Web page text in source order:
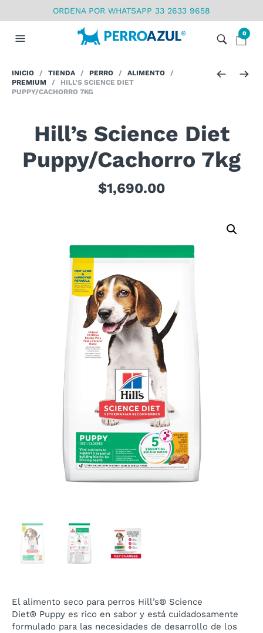
ORDENA POR WHATSAPP 33 2633 9658
0
INICIO / TIENDA / PERRO / ALIMENTO /
PREMIUM / HILL’S SCIENCE DIET
PUPPY/CACHORRO 7KG
Hill’s Science Diet
Puppy/Cachorro 7kg
$1,690.00
El alimento seco para perros Hill’s® Science
Diet® Puppy es rico en sabor y está cuidadosamente
formulado para las necesidades de desarrollo de los